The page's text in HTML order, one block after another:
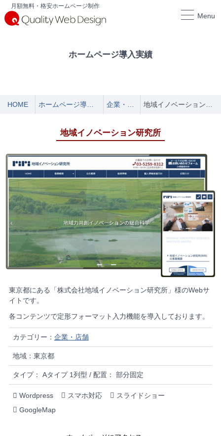
月額無料・格安ホームページ制作
Menu
ホームページ導入実績
HOME ホームページ導入実績
地域イノベーション研究所
東京都にある「株式会社地域イノベーション研究所」様のWebサ
イトです。
各コンテンツで定形フォーマット入力機能を導入しております。
カテゴリー： 企業・店舗
地域：東京都
タイプ： Aタイプ 1列型 / 配置： 部分固定
Wordpress スマホ対応
スライドショー
GoogleMap